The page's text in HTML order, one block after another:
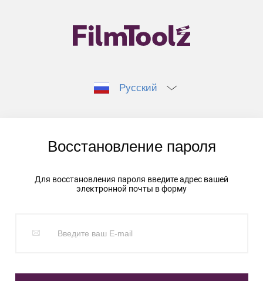
Русский
Восстановление пароля
Для восстановления пароля введите адрес вашей
электронной почты в форму